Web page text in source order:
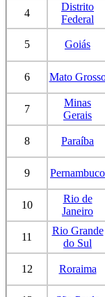
4
Distrito
Federal
5 Goiás
6 Mato
7
Minas
Gerais
8 Paraíba
9 Pernambuco
10
Rio de
Janeiro
11
Rio Grande
do Sul
12 Roraima